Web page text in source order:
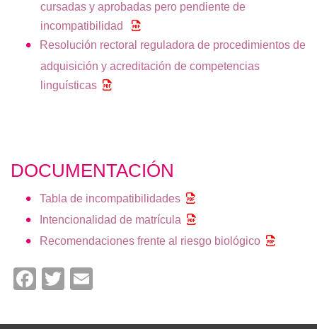
cursadas y aprobadas pero pendiente de
incompatibilidad
Resolución rectoral reguladora de procedimientos de
adquisición y acreditación de competencias
linguísticas
DOCUMENTACIÓN
Tabla de incompatibilidades
Intencionalidad de matrícula
Recomendaciones frente al riesgo biológico
Facebook
Twitter